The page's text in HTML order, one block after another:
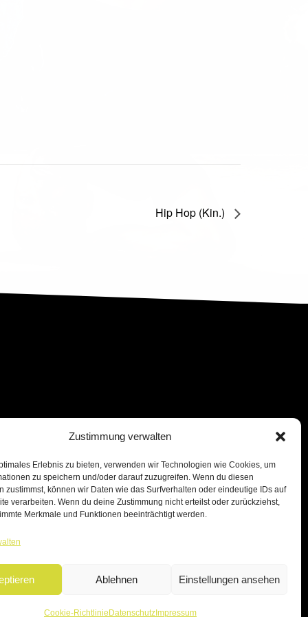
Zustimmung verwalten
Erlebnis zu bieten, verwenden wir Technologien wie Cookies, um
zu speichern und/oder darauf zuzugreifen. Wenn du diesen
zustimmst, können wir Daten wie das Surfverhalten oder eindeutige IDs auf
verarbeiten. Wenn du deine Zustimmung nicht erteilst oder zurückziehst,
Merkmale und Funktionen beeinträchtigt werden.
Ablehnen Einstellungen ansehen
Cookie-Richtlinie DatenschutzImpressum
Hip Hop (Kin.)